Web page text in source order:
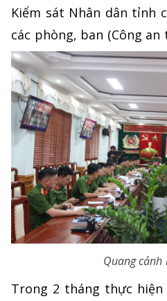
Kiểm sát Nhân dân tỉnh
các phòng, ban (Công an
Quang cảnh
Trong 2 tháng thực hiện